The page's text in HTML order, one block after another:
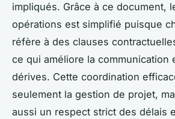
impliqués. Grâce à ce document,
opérations est simplifié puisque
réfère à des clauses
ce qui améliore la communication
dérives. Cette coordination
seulement la gestion de projet,
aussi un respect strict des délais